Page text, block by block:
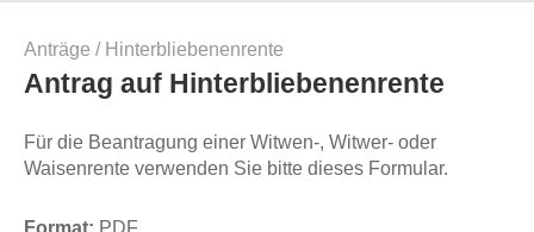
Anträge / Hinterbliebenenrente
Antrag auf Hinterbliebenenrente
Für die Beantragung einer Witwen-, Witwer- oder
Waisenrente verwenden Sie bitte dieses Formular.
Format: PDF